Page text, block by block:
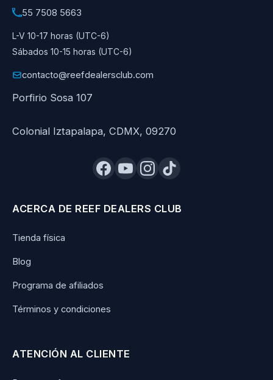
55 7508 5663
L-V 10-17 horas (UTC-6)
Sábados 10-15 horas (UTC-6)
contacto@reefdealersclub.com
Porfirio Sosa 107
Colonial Iztapalapa, CDMX, 09270
ACERCA DE REEF DEALERS CLUB
Tienda física
Blog
Programa de afiliados
Términos y condiciones
ATENCIÓN AL CLIENTE